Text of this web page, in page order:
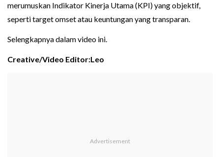
merumuskan Indikator Kinerja Utama (KPI) yang objektif,
seperti target omset atau keuntungan yang transparan.
Selengkapnya dalam video ini.
Creative/Video Editor:Leo